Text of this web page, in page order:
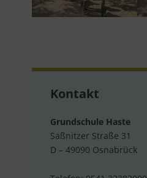
Kontakt
Grundschule Haste
Saßnitzer Straße 31
D – 49090 Osnabrück